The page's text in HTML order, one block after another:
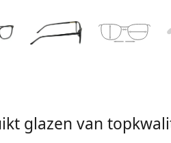
glazen van